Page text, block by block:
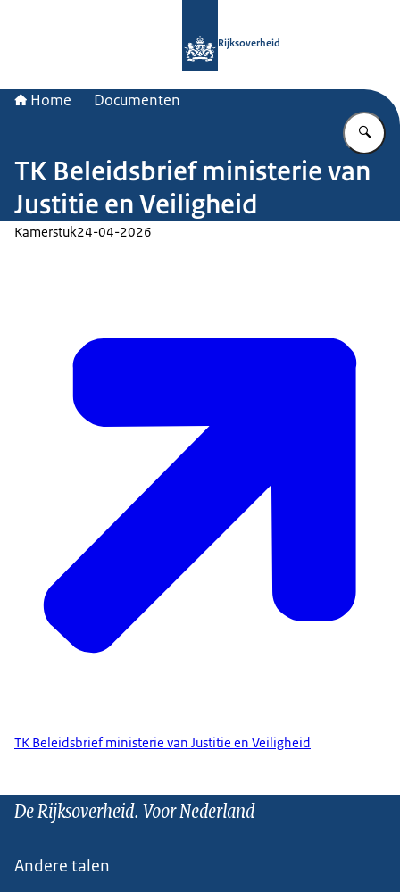
Rijksoverheid
Home Documenten
TK Beleidsbrief ministerie van
Justitie en Veiligheid
Kamerstuk24-04-2026
TK Beleidsbrief ministerie van Justitie en Veiligheid
De Rijksoverheid. Voor Nederland
Andere talen